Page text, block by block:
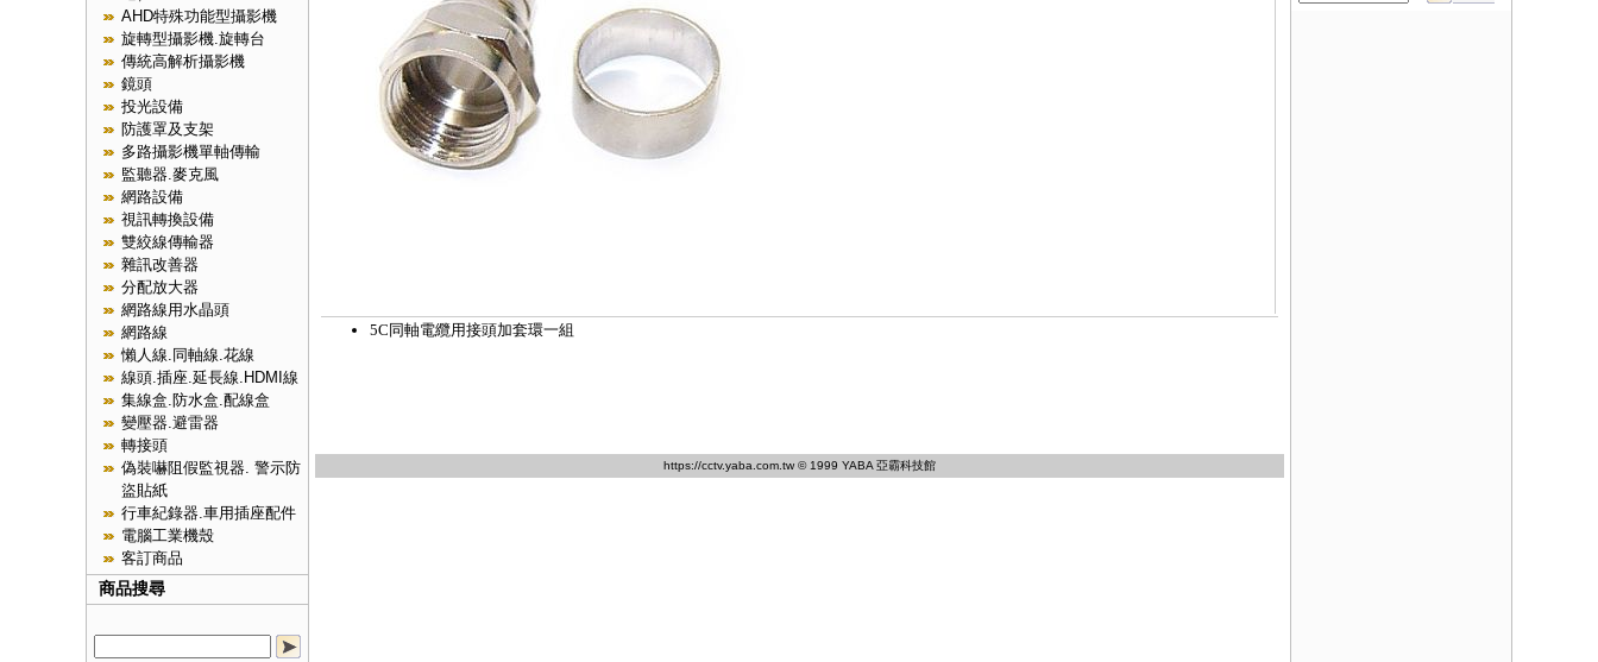
AHD特殊功能型攝影機
旋轉型攝影機.旋轉台
傳統高解析攝影機
鏡頭
投光設備
防護罩及支架
多路攝影機單軸傳輸
監聽器.麥克風
網路設備
視訊轉換設備
雙絞線傳輸器
雜訊改善器
分配放大器
網路線用水晶頭
網路線
懶人線.同軸線.花線
線頭.插座.延長線.HDMI線
集線盒.防水盒.配線盒
變壓器.避雷器
轉接頭
偽裝嚇阻假監視器. 警示防
盜貼紙
行車紀錄器.車用插座配件
電腦工業機殼
客訂商品
商品搜尋
5C同軸電纜用接頭加套環一組
https://cctv.yaba.com.tw © 1999 YABA 亞霸科技館